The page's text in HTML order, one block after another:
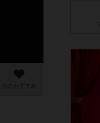
次のおすすめ